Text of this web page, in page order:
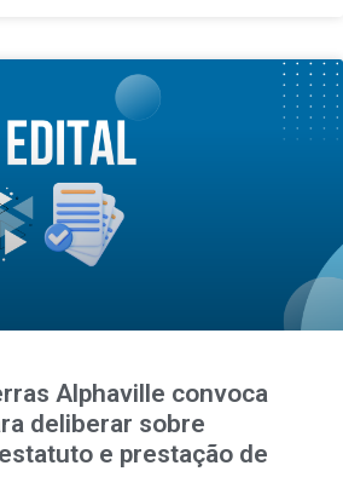
Alphaville convoca
deliberar sobre
e prestação de